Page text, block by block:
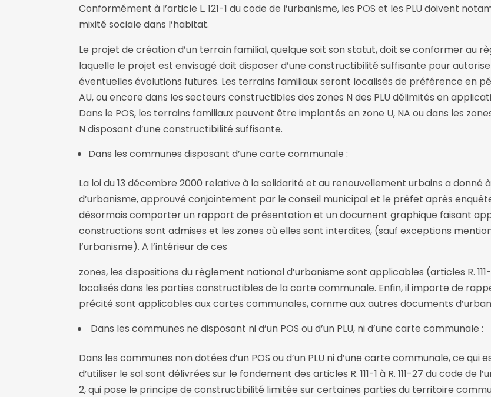
Conformément à l’article L. 121-1 du code de l’urbanisme, les POS et les PLU doivent
mixité sociale dans l’habitat.
Le projet de création d’un terrain familial, quelque soit son statut, doit se conformer au
laquelle le projet est envisagé doit disposer d’une constructibilité suffisante pour
éventuelles évolutions futures. Les terrains familiaux seront localisés de préférence en
AU, ou encore dans les secteurs constructibles des zones N des PLU délimités en
Dans le POS, les terrains familiaux peuvent être implantés en zone U, NA ou dans les
N disposant d’une constructibilité suffisante.
Dans les communes disposant d’une carte communale :
La loi du 13 décembre 2000 relative à la solidarité et au renouvellement urbains a
d’urbanisme, approuvé conjointement par le conseil municipal et le préfet après
désormais comporter un rapport de présentation et un document graphique faisant
constructions sont admises et les zones où elles sont interdites, (sauf exceptions
l’urbanisme). A l’intérieur de ces
zones, les dispositions du règlement national d’urbanisme sont applicables (articles R.
localisés dans les parties constructibles de la carte communale. Enfin, il importe de
précité sont applicables aux cartes communales, comme aux autres documents
Dans les communes ne disposant ni d’un POS ou d’un PLU, ni d’une carte communale :
Dans les communes non dotées d’un POS ou d’un PLU ni d’une carte communale, ce
d’utiliser le sol sont délivrées sur le fondement des articles R. 111-1 à R. 111-27 du code de
2, qui pose le principe de constructibilité limitée sur certaines parties du territoire